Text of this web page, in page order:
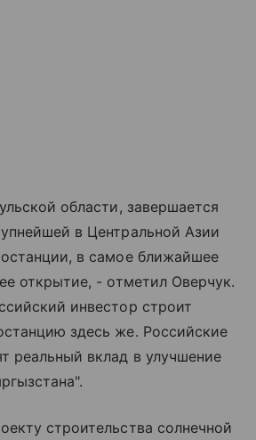
области, завершается
в Центральной Азии
в самое ближайшее
открытие, - отметил Оверчук.
инвестор строит
здесь же. Российские
реальный вклад в улучшение
строительства солнечной